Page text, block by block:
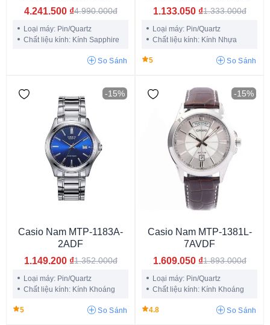
Mặt vàng hồng
Mặt khảm đá
80 tiếng 70 tiếng 64 tiếng 72 tiếng
48 tiếng 45 tiếng 41 tiếng
4.241.500 ₫4.990.000đ
Loại máy: Pin/Quartz
Chất liệu kính: Kính Sapphire
So Sánh
1.133.050 ₫1.333.000đ
Loại máy: Pin/Quartz
Chất liệu kính: Kính Nhựa
5 So Sánh
-15%
Casio Nam MTP-1183A-
2ADF
1.149.200 ₫1.352.000đ
Loại máy: Pin/Quartz
Chất liệu kính: Kính Khoáng
5 So Sánh
-15%
Casio Nam MTP-1381L-
7AVDF
1.609.050 ₫1.893.000đ
Loại máy: Pin/Quartz
Chất liệu kính: Kính Khoáng
4.8 So Sánh